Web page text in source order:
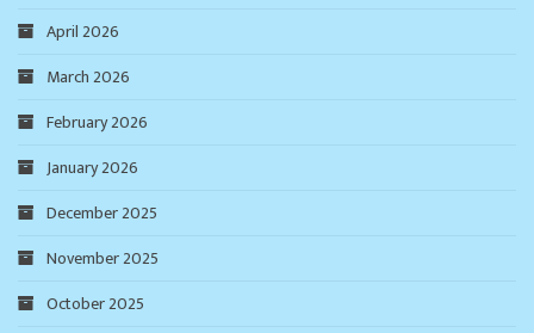
April 2026
March 2026
February 2026
January 2026
December 2025
November 2025
October 2025